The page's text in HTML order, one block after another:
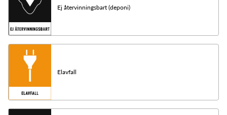
Ej återvinningsbart (deponi)
Elavfall